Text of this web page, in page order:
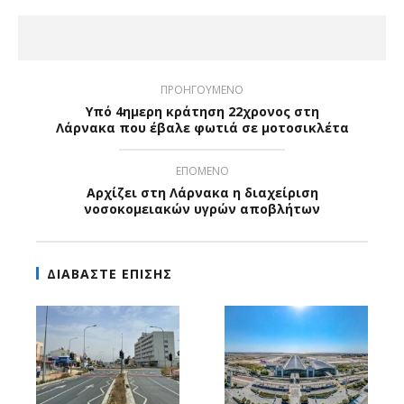
ΠΡΟΗΓΟΥΜΕΝΟ
Yπό 4ημερη κράτηση 22χρονος στη
Λάρνακα που έβαλε φωτιά σε μοτοσικλέτα
ΕΠΟΜΕΝΟ
Αρχίζει στη Λάρνακα η διαχείριση
νοσοκομειακών υγρών αποβλήτων
ΔΙΑΒΑΣΤΕ ΕΠΙΣΗΣ